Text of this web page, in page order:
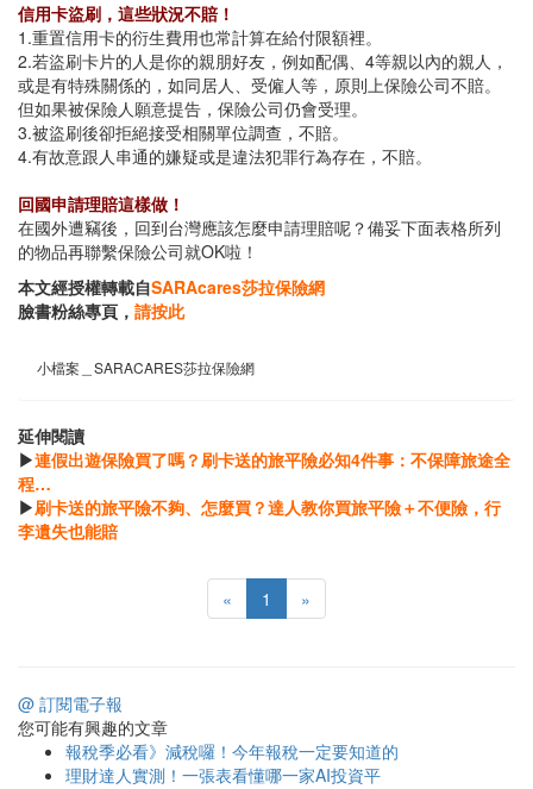
信用卡盜刷，這些狀況不賠！
1.重置信用卡的衍生費用也常計算在給付限額裡。
2.若盜刷卡片的人是你的親朋好友，例如配偶、4等親以內的親人，
或是有特殊關係的，如同居人、受僱人等，原則上保險公司不賠。
但如果被保險人願意提告，保險公司仍會受理。
3.被盜刷後卻拒絕接受相關單位調查，不賠。
4.有故意跟人串通的嫌疑或是違法犯罪行為存在，不賠。
回國申請理賠這樣做！
在國外遭竊後，回到台灣應該怎麼申請理賠呢？備妥下面表格所列
的物品再聯繫保險公司就OK啦！
本文經授權轉載自SARAcares莎拉保險網
臉書粉絲專頁， 請按此
小檔案＿SARACARES莎拉保險網
延伸閱讀
▶連假出遊保險買了嗎？刷卡送的旅平險必知4件事：不保障旅途全
程…
▶刷卡送的旅平險不夠、怎麼買？達人教你買旅平險＋不便險，行
李遺失也能賠
« 1 »
@ 訂閱電子報
您可能有興趣的文章
報稅季必看》減稅囉！今年報稅一定要知道的
理財達人實測！一張表看懂哪一家AI投資平